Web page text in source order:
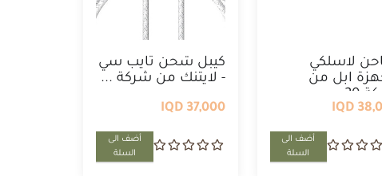
لاسلكي
ابل من
20 ...
أضف الى
السلة
كيبل شحن تايب سي
- لايتنك من شركة ...
37,000 IQD
أضف الى
السلة